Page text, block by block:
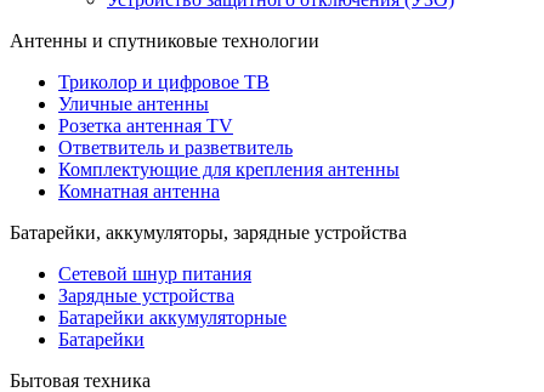
Антенны и спутниковые технологии
Триколор и цифровое ТВ
Уличные антенны
Розетка антенная TV
Ответвитель и разветвитель
Комплектующие для крепления антенны
Комнатная антенна
Батарейки, аккумуляторы, зарядные устройства
Сетевой шнур питания
Зарядные устройства
Батарейки аккумуляторные
Батарейки
Бытовая техника